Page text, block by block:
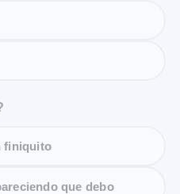
finiquito
que debo